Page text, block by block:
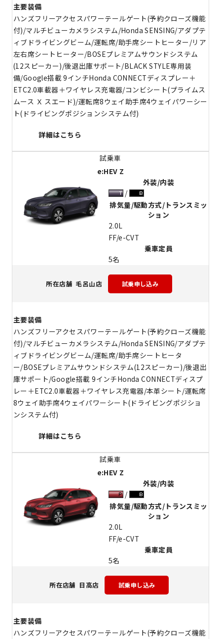
主要装備
ハンズフリーアクセスパワーテールゲート(予約クローズ機能
付)/マルチビューカメラシステム/Honda SENSING/アダプテ
ィブドライビングビーム/運転席/助手席シートヒーター/リア
左右席シートヒーター/BOSEプレミアムサウンドシステム
(12スピーカー)/後退出庫サポート/BLACK STYLE専用装
備/Google搭載 9インチHonda CONNECTディスプレー＋
ETC2.0車載器＋ワイヤレス充電器/コンビシート(プライムス
ムース Ｘ スエード)/運転席8ウェイ助手席4ウェイパワーシー
ト(ドライビングポジションシステム付)
詳細はこちら
外装/内装
e:HEV Z
排気量/駆動方式/トランスミッ
ション
2.0L
FF/e-CVT
乗車定員
5名
所在店舗 毛呂山店
主要装備
ハンズフリーアクセスパワーテールゲート(予約クローズ機能
付)/マルチビューカメラシステム/Honda SENSING/アダプテ
ィブドライビングビーム/運転席/助手席シートヒータ
ー/BOSEプレミアムサウンドシステム(12スピーカー)/後退出
庫サポート/Google搭載 9インチHonda CONNECTディスプ
レー＋ETC2.0車載器＋ワイヤレス充電器/本革シート/運転席
8ウェイ助手席4ウェイパワーシート(ドライビングポジショ
ンシステム付)
詳細はこちら
外装/内装
e:HEV Z
排気量/駆動方式/トランスミッ
ション
2.0L
FF/e-CVT
乗車定員
5名
所在店舗 日高店
主要装備
ハンズフリーアクセスパワーテールゲート(予約クローズ機能